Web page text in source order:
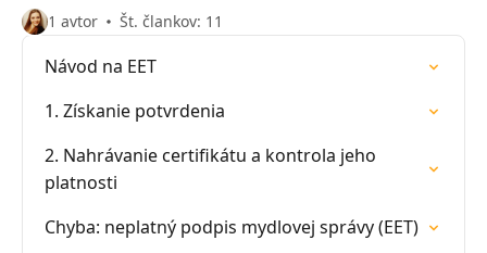
1 avtor Št. člankov: 11
Návod na EET
1. Získanie potvrdenia
2. Nahrávanie certifikátu a kontrola jeho
platnosti
Chyba: neplatný podpis mydlovej správy (EET)